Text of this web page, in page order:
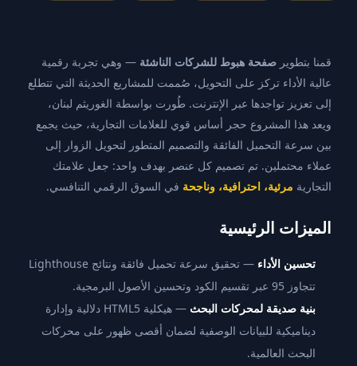
قمنا بتطوير صفحة هبوط للشركات الناشئة — وهي تجربة رقمية
عالية الأداء تركز على التحويل، صُممت للمشاريع الحديثة التي تتطلع
إلى تعزيز تواجدها عبر الإنترنت. طُورت بواسطة الغوريثم لبنان،
ويعد هذا المشروع حجر أساس قوي للعلامات التجارية، حيث يجمع
بين سرعة التحميل الفائقة والتصميم المتطور لتحويل الزوار إلى
عملاء محتملين. تم تصميم كل عنصر بهدف واحد: جعل علامتك
التجارية مرئية، احترافية، وناجحة في السوق الرقمي التنافسي.
الميزات الرئيسية
تحسين الأداء
— تحقيق سرعة تحميل فائقة ونتائج Lighthouse
تتجاوز 95 عبر تقسيم الكود وتحسين الأصول البرمجية.
بنية صديقة لمحركات البحث
— هيكلية HTML5 دلالية وإدارة
ديناميكية للبيانات الوصفية لضمان أقصى ظهور على محركات
البحث العالمية.